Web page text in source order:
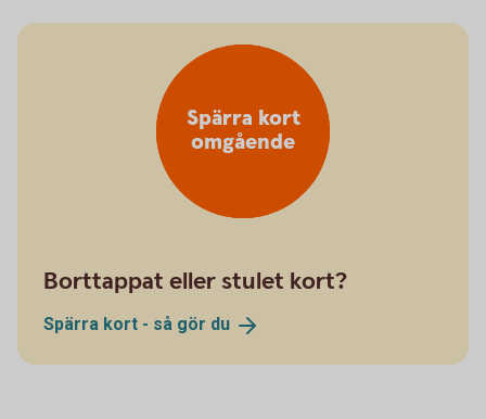
Spärra kort
omgående
Borttappat eller stulet kort?
Spärra kort - så gör du